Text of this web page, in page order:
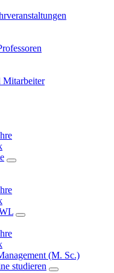
Mitarbeiter
(M. Sc.)
studieren